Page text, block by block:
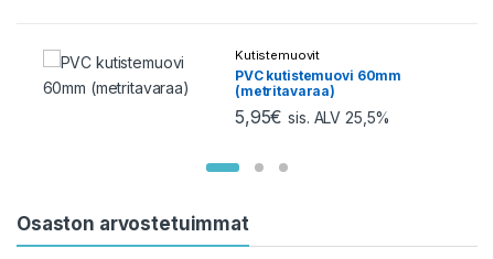
Kutistemuovit
PVC kutistemuovi 60mm
(metritavaraa)
5,95€ sis. ALV 25,5%
Osaston arvostetuimmat